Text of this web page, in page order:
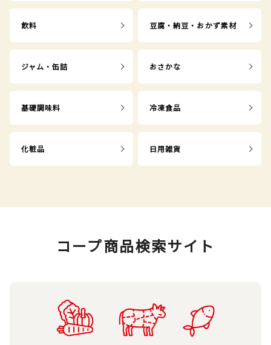
飲料 豆腐・納豆・おかず素材
ジャム・缶詰 おさかな
基礎調味料 冷凍食品
化粧品 日用雑貨
コープ商品検索サイト